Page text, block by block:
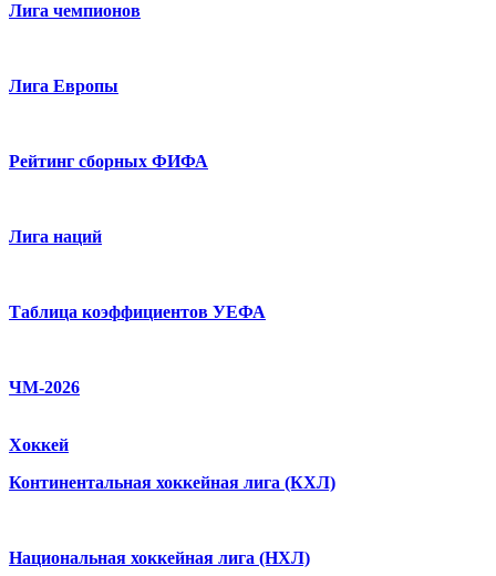
Лига чемпионов
Лига Европы
Рейтинг сборных ФИФА
Лига наций
Таблица коэффициентов УЕФА
ЧМ-2026
Хоккей
Континентальная хоккейная лига (КХЛ)
Национальная хоккейная лига (НХЛ)